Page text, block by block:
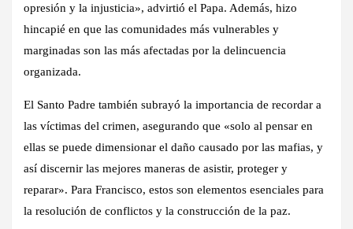
opresión y la injusticia», advirtió el Papa. Además, hizo
hincapié en que las comunidades más vulnerables y
marginadas son las más afectadas por la delincuencia
organizada.
El Santo Padre también subrayó la importancia de recordar a
las víctimas del crimen, asegurando que «solo al pensar en
ellas se puede dimensionar el daño causado por las mafias, y
así discernir las mejores maneras de asistir, proteger y
reparar». Para Francisco, estos son elementos esenciales para
la resolución de conflictos y la construcción de la paz.